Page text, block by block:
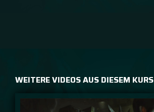
WEITERE VIDEOS AUS DIESEM KURS